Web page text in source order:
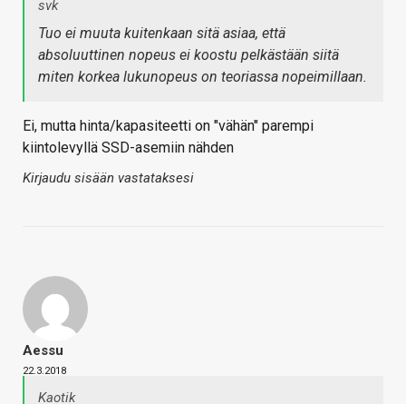
svk
Tuo ei muuta kuitenkaan sitä asiaa, että
absoluuttinen nopeus ei koostu pelkästään siitä
miten korkea lukunopeus on teoriassa nopeimillaan.
Ei, mutta hinta/kapasiteetti on "vähän" parempi
kiintolevyllä SSD-asemiin nähden
Kirjaudu sisään vastataksesi
Aessu
22.3.2018
Kaotik